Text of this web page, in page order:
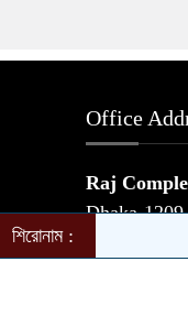
Office
Raj
Dhaka-
শিরোনাম :